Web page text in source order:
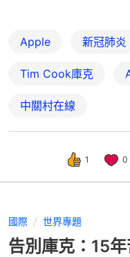
Apple 新冠肺炎
Tim Cook庫克
中關村在線
1 0
國際 世界專題
告別庫克：15